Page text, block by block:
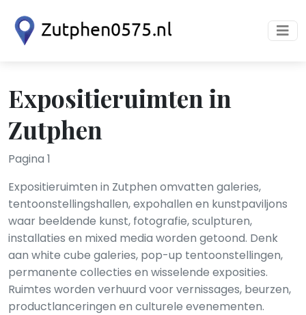
Expositieruimten in
Zutphen
Pagina 1
Expositieruimten in Zutphen omvatten galeries,
tentoonstellingshallen, expohallen en kunstpaviljons
waar beeldende kunst, fotografie, sculpturen,
installaties en mixed media worden getoond. Denk
aan white cube galeries, pop-up tentoonstellingen,
permanente collecties en wisselende exposities.
Ruimtes worden verhuurd voor vernissages, beurzen,
productlanceringen en culturele evenementen.